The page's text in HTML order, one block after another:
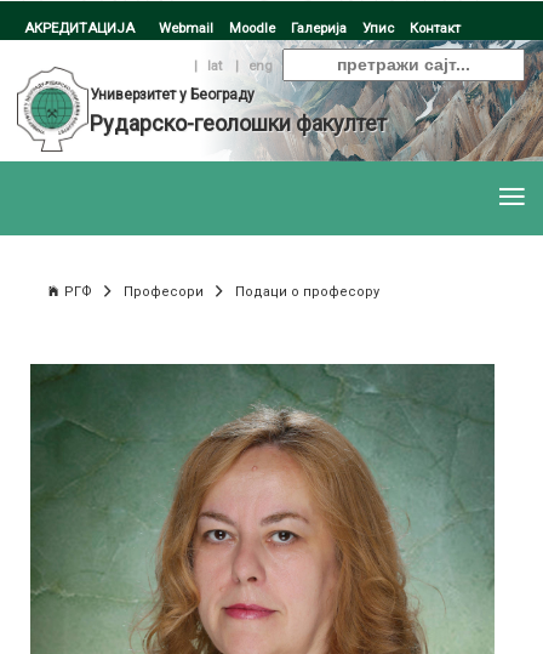
АКРЕДИТАЦИЈА Webmail Moodle Галерија Упис Контакт
| lat |
eng
Универзитет у Београду
Рударско-геолошки факултет
РГФ Професори Подаци о професору